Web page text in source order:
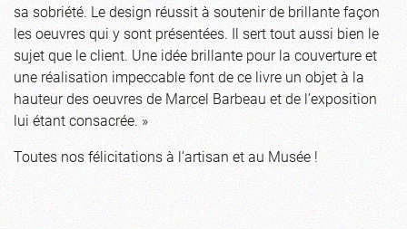
sa sobriété. Le design réussit à soutenir de brillante façon
les oeuvres qui y sont présentées. Il sert tout aussi bien le
sujet que le client. Une idée brillante pour la couverture et
une réalisation impeccable font de ce livre un objet à la
hauteur des oeuvres de Marcel Barbeau et de l’exposition
lui étant consacrée. »
Toutes nos félicitations à l’artisan et au Musée !